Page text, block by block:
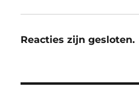
Reacties zijn gesloten.